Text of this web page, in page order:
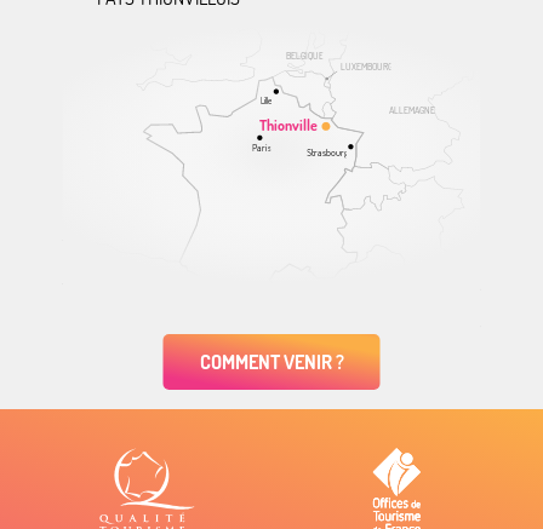
ALLEMAGNE
BELGIQUE
LUXEMBOURG
Thionville
Lille
Paris Strasbourg
COMMENT VENIR ?